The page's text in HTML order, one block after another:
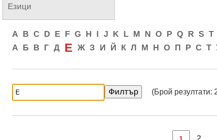
Езици
A B C D E F G H I J K L M N O P Q R S T
А Б В Г Д Е Ж З И Й К Л М Н О П Р С Т
(Брой резултати:
2